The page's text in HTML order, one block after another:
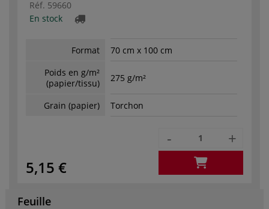
Réf. 59660
En stock
Format
70 cm x 100 cm
Poids en g/m²
(papier/tissu)
275 g/m²
Grain (papier) Torchon
5,15 €
- +
Feuille